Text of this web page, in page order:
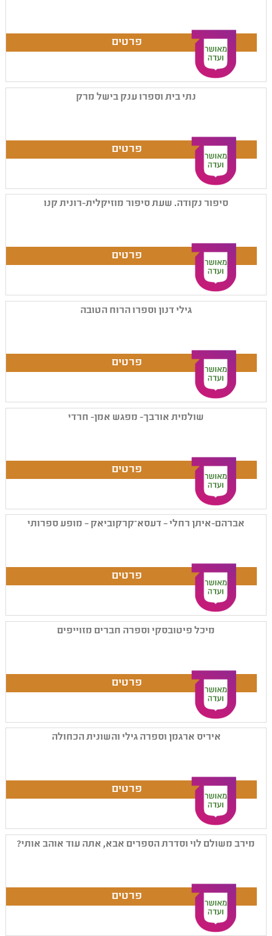
נתי בית וספרו ענק בישל מרק
סיפור נקודה. שעת סיפור מוזיקלית-רונית קנו
גילי דנון וספרו הרוח הטובה
שולמית אורבך- מפגש אמן- חרדי
אברהם-איתן רחלי – דעסא־קרקוביאק – מופע ספרותי
מיכל פיטובסקי וספרה חברים מזוייפים
איריס ארגמן וספרה גילי והשונית הכחולה
מירב משולם לוי וסדרת הספרים אבא, אתה עוד אוהב אותי?